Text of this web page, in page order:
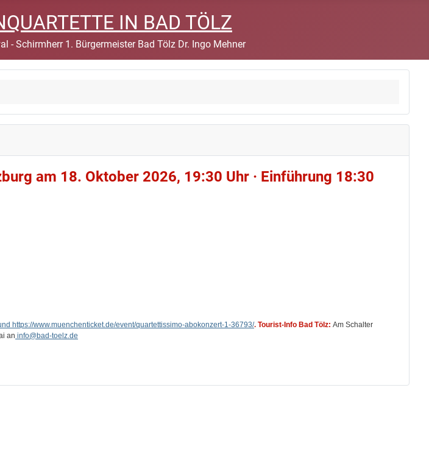
IN BAD TÖLZ
- Schirmherr 1. Bürgermeister Bad Tölz Dr. Ingo Mehner
am 18. Oktober 2026, 19:30 Uhr · Einführung 18:30
https://www.muenchenticket.de/event/quartettissimo-abokonzert-1-36793/. Tourist-Info Bad Tölz: Am Schalter
an info@bad-toelz.de